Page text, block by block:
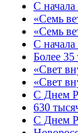
С
«Семь
«Семь
С
Более
«Свет
«Свет
C Днем
630
C Днем